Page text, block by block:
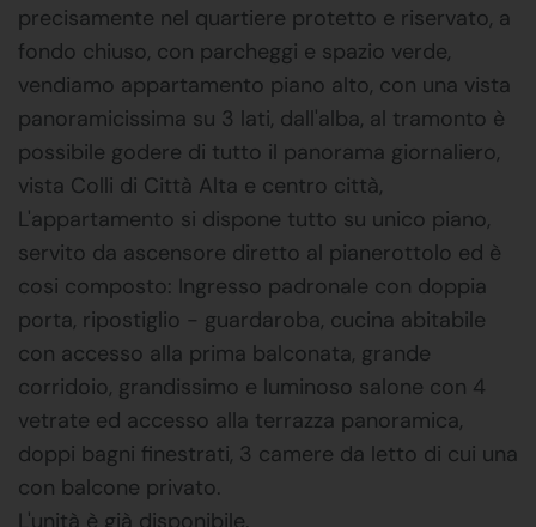
precisamente nel quartiere protetto e riservato, a
fondo chiuso, con parcheggi e spazio verde,
vendiamo appartamento piano alto, con una vista
panoramicissima su 3 lati, dall'alba, al tramonto è
possibile godere di tutto il panorama giornaliero,
vista Colli di Città Alta e centro città,
L'appartamento si dispone tutto su unico piano,
servito da ascensore diretto al pianerottolo ed è
cosi composto: Ingresso padronale con doppia
porta, ripostiglio - guardaroba, cucina abitabile
con accesso alla prima balconata, grande
corridoio, grandissimo e luminoso salone con 4
vetrate ed accesso alla terrazza panoramica,
doppi bagni finestrati, 3 camere da letto di cui una
con balcone privato.
L'unità è già disponibile.